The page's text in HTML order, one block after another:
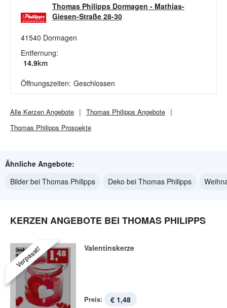
Thomas Philipps Dormagen - Mathias-
Giesen-Straße 28-30
41540 Dormagen
Entfernung:
14.9km
Öffnungszeiten: Geschlossen
Alle Kerzen Angebote Thomas Philipps Angebote
Thomas Philipps Prospekte
Ähnliche Angebote:
Bilder bei Thomas Philipps
Deko bei Thomas Philipps
KERZEN ANGEBOTE BEI THOMAS PHILIPPS
Verpasst! Valentinskerze
Preis: € 1,48